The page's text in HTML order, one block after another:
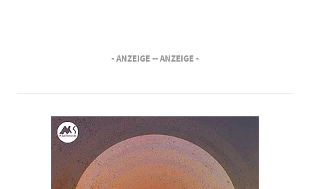
- ANZEIGE -- ANZEIGE -